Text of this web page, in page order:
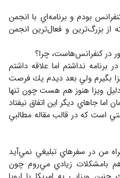
براي كنفرانس بودم و برنامه‌اي با انجمن
از بزرگ‌ترين و فعال‌ترين انجمن
در كنفرانس‌هاست، چرا؟
برنامه نداشتم اما علاقه داشتم
بگيرم ولي بعد ديدم يك فرصت
ويزا هنوز هم هست چون تنها
جاهاي ديگر اين اتفاق نيفتاد
است كه در قالب مقاله مطالبي
من در سفرهاي تبليغي نمي‌آيد
بامشكلات زيادي مي‌روم چون